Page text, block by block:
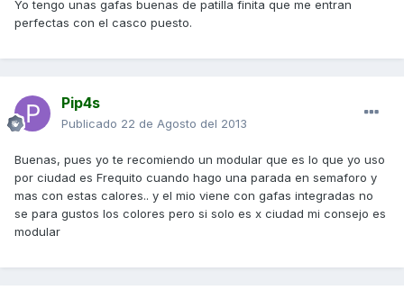
Yo tengo unas gafas buenas de patilla finita que me entran
perfectas con el casco puesto.
Pip4s
Publicado 22 de Agosto del 2013
Buenas, pues yo te recomiendo un modular que es lo que yo uso
por ciudad es Frequito cuando hago una parada en semaforo y
mas con estas calores.. y el mio viene con gafas integradas no
se para gustos los colores pero si solo es x ciudad mi consejo es
modular